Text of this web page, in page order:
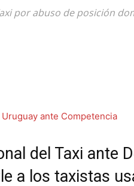
por abuso de posición
del Taxi ante
a los taxistas